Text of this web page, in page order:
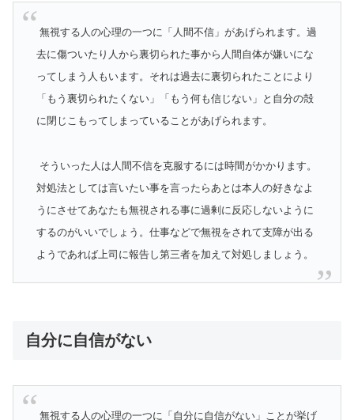
無視する人の心理の一つに「人間不信」があげられます。過
去に傷ついたり人から裏切られた事から人間自体が嫌いにな
ってしまう人もいます。それは過去に裏切られたことにより
「もう裏切られたくない」「もう何も信じない」と自分の殻
に閉じこもってしまっていることがあげられます。
そういった人は人間不信を克服するには時間がかかります。
対処法としては言いたい事を言ったらあとは本人の好きなよ
うにさせてあなたも無視される事に過剰に反応しないように
するのがいいでしょう。仕事などで無視をされて支障が出る
ようであれば上司に報告し第三者を加えて対処しましょう。
自分に自信がない
無視する人の心理の一つに「自分に自信がない」ことが挙げ